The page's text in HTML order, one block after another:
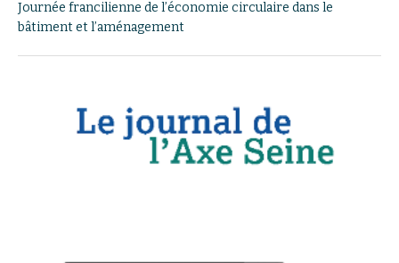
Journée francilienne de l’économie circulaire dans le
bâtiment et l’aménagement